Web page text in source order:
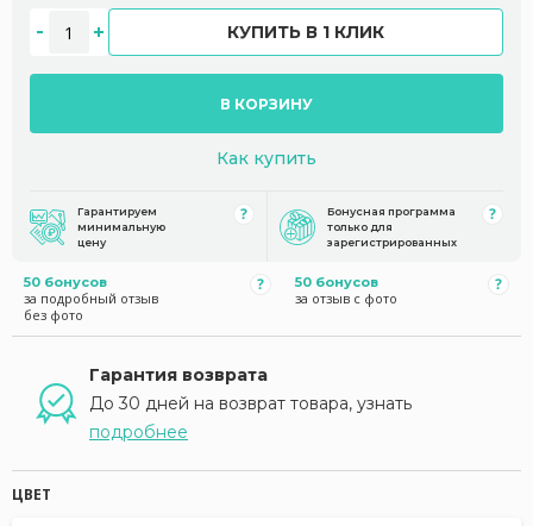
КУПИТЬ В 1 КЛИК
В КОРЗИНУ
Как купить
Гарантируем
минимальную
цену
Бонусная программа
только для
зарегистрированных
50 бонусов
за подробный отзыв
без фото
50 бонусов
за отзыв с фото
Гарантия возврата
До 30 дней на возврат товара, узнать
подробнее
ЦВЕТ